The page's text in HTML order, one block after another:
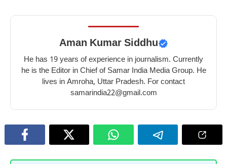
Aman Kumar Siddhu
He has 19 years of experience in journalism. Currently
he is the Editor in Chief of Samar India Media Group. He
lives in Amroha, Uttar Pradesh. For contact
samarindia22@gmail.com